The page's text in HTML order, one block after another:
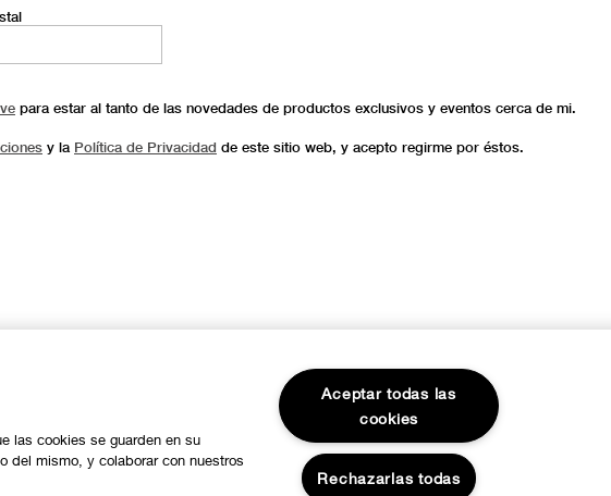
para estar al tanto de las novedades de productos exclusivos y eventos cerca de mi.
y la Política de Privacidad de este sitio web, y acepto regirme por éstos.
las cookies se guarden en su
del mismo, y colaborar con nuestros
Aceptar todas las
cookies
Rechazarlas todas